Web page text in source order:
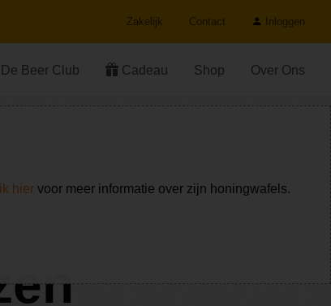
Zakelijk Contact Inloggen
De Beer Club Cadeau Shop Over Ons
hier voor meer informatie over zijn honingwafels.